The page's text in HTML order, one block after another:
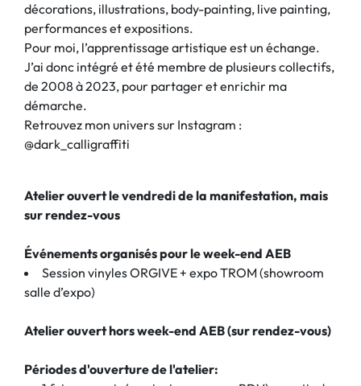
décorations, illustrations, body-painting, live painting,
performances et expositions.
Pour moi, l’apprentissage artistique est un échange.
J’ai donc intégré et été membre de plusieurs collectifs,
de 2008 à 2023, pour partager et enrichir ma
démarche.
Retrouvez mon univers sur Instagram :
@dark_calligraffiti
Atelier ouvert le vendredi de la manifestation, mais
sur rendez-vous
Événements organisés pour le week-end AEB
Session vinyles ORGIVE + expo TROM (showroom
salle d’expo)
Atelier ouvert hors week-end AEB (sur rendez-vous)
Périodes d'ouverture de l'atelier: